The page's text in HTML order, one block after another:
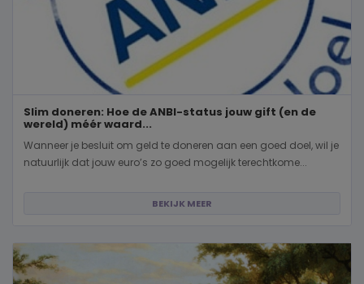
Slim doneren: Hoe de ANBI-status jouw gift (en de
wereld) méér waard...
Wanneer je besluit om geld te doneren aan een goed doel, wil je
natuurlijk dat jouw euro’s zo goed mogelijk terechtkome...
BEKIJK MEER